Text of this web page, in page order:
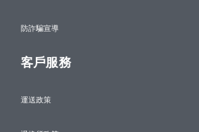
防詐騙宣導
客戶服務
運送政策